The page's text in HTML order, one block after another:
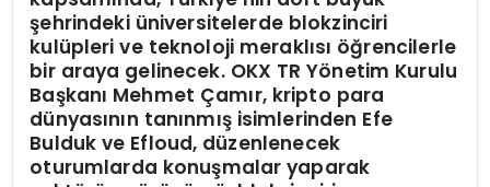
şehrindeki üniversitelerde blokzinciri
kulüpleri ve teknoloji meraklısı öğrencilerle
bir araya gelinecek. OKX TR Yönetim Kurulu
Başkanı Mehmet Çamır, kripto para
dünyasının tanınmış isimlerinden Efe
Bulduk ve Efloud, düzenlenecek
oturumlarda konuşmalar yaparak